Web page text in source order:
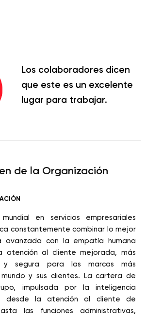
Los colaboradores dicen
que este es un excelente
lugar para trabajar.
de la Organización
en servicios empresariales
constantemente combinar lo mejor
avanzada con la empatía humana
atención al cliente mejorada, más
y segura para las marcas más
y sus clientes. La cartera de
impulsada por la inteligencia
desde la atención al cliente de
las funciones administrativas,